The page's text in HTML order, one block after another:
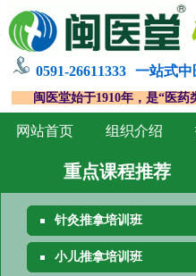
网站首页 组织介绍
0591-26611333 一站式中
闽医堂始于1910年，是“医药
重点课程推荐
针灸推拿培训班
小儿推拿培训班